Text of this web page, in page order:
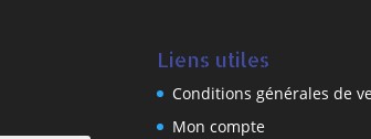
Liens utiles
Conditions générales de
Mon compte